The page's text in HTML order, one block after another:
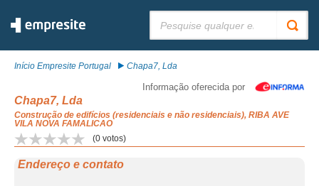
Início Empresite Portugal Chapa7, Lda
Informação oferecida por
Chapa7, Lda
Construção de edifícios (residenciais e não residenciais), RIBA AVE
VILA NOVA FAMALICAO
(0 votos)
Endereço e contato